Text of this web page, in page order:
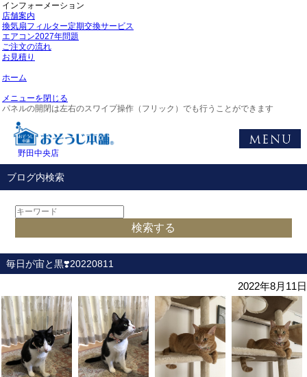
インフォーメーション
店舗案内
換気扇フィルター定期交換サービス
エアコン2027年問題
ご注文の流れ
お見積り
ホーム
メニューを閉じる
パネルの開閉は左右のスワイプ操作（フリック）でも行うことができます
野田中央店
ブログ内検索
毎日が宙と黒❣️20220811
2022年8月11日